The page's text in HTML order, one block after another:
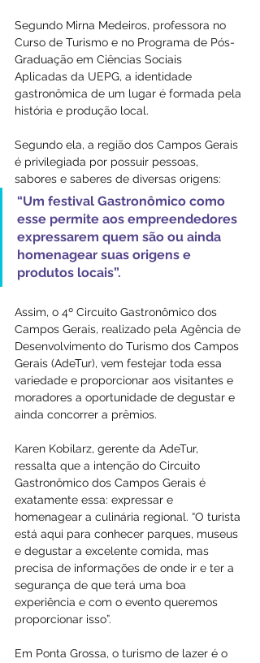
Segundo Mirna Medeiros, professora no
Curso de Turismo e no Programa de Pós-
Graduação em Ciências Sociais
Aplicadas da UEPG, a identidade
gastronômica de um lugar é formada pela
história e produção local.
Segundo ela, a região dos Campos Gerais
é privilegiada por possuir pessoas,
sabores e saberes de diversas origens:
“Um festival Gastronômico como
esse permite aos empreendedores
expressarem quem são ou ainda
homenagear suas origens e
produtos locais”.
Assim, o 4º Circuito Gastronômico dos
Campos Gerais, realizado pela Agência de
Desenvolvimento do Turismo dos Campos
Gerais (AdeTur), vem festejar toda essa
variedade e proporcionar aos visitantes e
moradores a oportunidade de degustar e
ainda concorrer a prêmios.
Karen Kobilarz, gerente da AdeTur,
ressalta que a intenção do Circuito
Gastronômico dos Campos Gerais é
exatamente essa: expressar e
homenagear a culinária regional. “O turista
está aqui para conhecer parques, museus
e degustar a excelente comida, mas
precisa de informações de onde ir e ter a
segurança de que terá uma boa
experiência e com o evento queremos
proporcionar isso”.
Em Ponta Grossa, o turismo de lazer é o